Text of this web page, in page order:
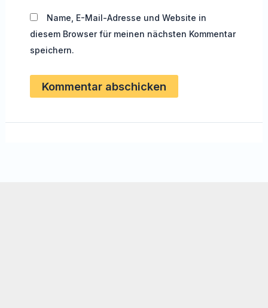
Name, E-Mail-Adresse und Website in
diesem Browser für meinen nächsten Kommentar
speichern.